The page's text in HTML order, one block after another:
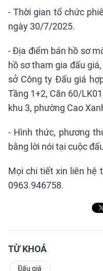
- Thời gian tổ chức
ngày 30/7/2025.
- Địa điểm bán hồ sơ
hồ sơ tham gia đấu
sở Công ty Đấu giá
Tầng 1+2, Căn 60/
khu 3, phường Cao
- Hình thức, phương
bằng lời nói tại cuộc
Mọi chi tiết xin liên hệ
0963.946758.
TỪ KHOÁ
Đấu giá